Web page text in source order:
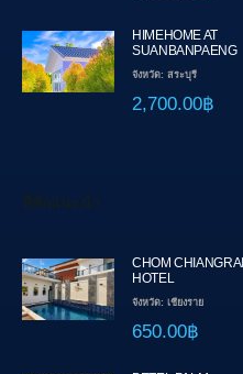
HIMEHOME AT
SUANBANPAENG
จังหวัด: สระบุรี
2,700.00฿
ที่พักแนะนำ
CHOM CHIANGRAI
HOTEL
จังหวัด: เชียงราย
650.00฿